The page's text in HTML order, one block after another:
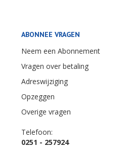
ABONNEE VRAGEN
Neem een Abonnement
Vragen over betaling
Adreswijziging
Opzeggen
Overige vragen
Telefoon:
0251 - 257924